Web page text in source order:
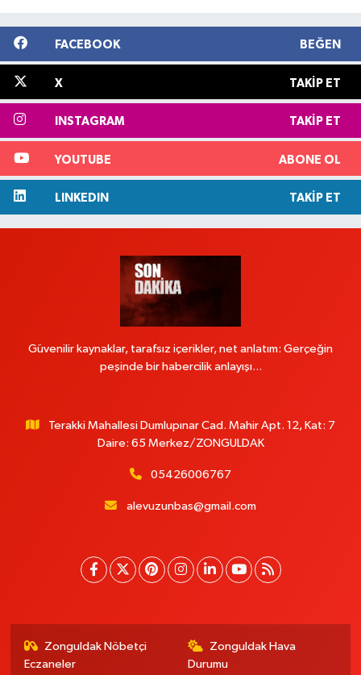
FACEBOOK BEĞEN
X TAKIP ET
INSTAGRAM TAKIP ET
YOUTUBE ABONE OL
LINKEDIN TAKIP ET
Güvenilir kaynaklar, tarafsız içerikler, net anlatım: Gerçeğin
peşinde bir habercilik anlayışı...
Terakki Mahallesi Dumlupınar Cad. Mahir Apt. 12, Kat: 7
Daire: 65 Merkez/ZONGULDAK
05426006767
alevuzunbas@gmail.com
Zonguldak Nöbetçi
Eczaneler
Zonguldak Hava
Durumu